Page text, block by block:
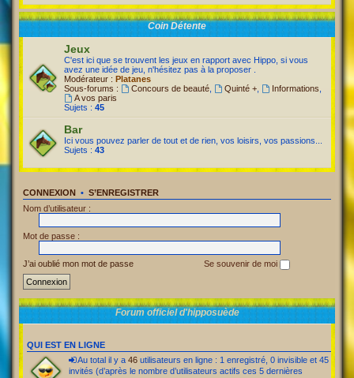
Coin Détente
Jeux
C'est ici que se trouvent les jeux en rapport avec Hippo, si vous
avez une idée de jeu, n'hésitez pas à la proposer .
Modérateur : Platanes
Sous-forums :
Concours de beauté, Quinté +, Informations
A vos paris
Sujets : 45
Bar
Ici vous pouvez parler de tout et de rien, vos loisirs, vos passions...
Sujets : 43
CONNEXION • S’ENREGISTRER
Nom d’utilisateur :
Mot de passe :
J’ai oublié mon mot de passe Se souvenir de moi
Forum officiel d'hipposuède
QUI EST EN LIGNE
Au total il y a 46 utilisateurs en ligne : 1 enregistré, 0 invisible et 45
invités (d’après le nombre d’utilisateurs actifs ces 5 dernières